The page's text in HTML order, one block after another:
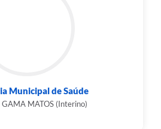
Municipal de Saúde
GAMA MATOS (Interino)